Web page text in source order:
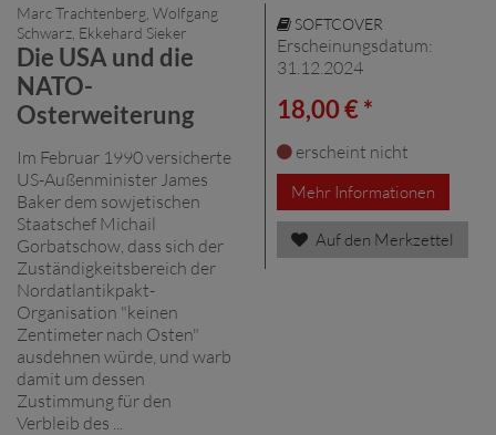
Marc Trachtenberg, Wolfgang
Schwarz, Ekkehard Sieker
Die USA und die
NATO-
Osterweiterung
Im Februar 1990 versicherte
US-Außenminister James
Baker dem sowjetischen
Staatschef Michail
Gorbatschow, dass sich der
Zuständigkeitsbereich der
Nordatlantikpakt-
Organisation "keinen
Zentimeter nach Osten"
ausdehnen würde, und warb
damit um dessen
Zustimmung für den
Verbleib des ...
SOFTCOVER
Erscheinungsdatum:
31.12.2024
18,00 € *
erscheint nicht
Mehr Informationen
Auf den Merkzettel